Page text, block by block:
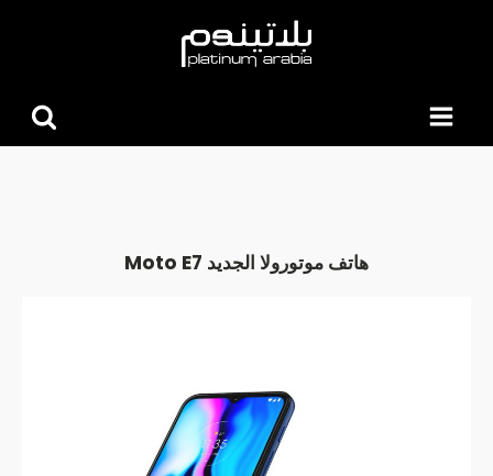
البحث
هاتف موتورولا الجديد ‏Moto E7‎‏